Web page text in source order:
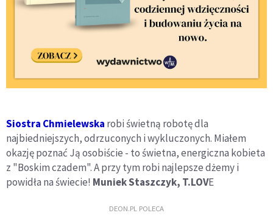
Siostra Chmielewska robi świetną robotę dla
najbiedniejszych, odrzuconych i wykluczonych. Miałem
okazję poznać Ją osobiście - to świetna, energiczna kobieta
z "Boskim czadem". A przy tym robi najlepsze dżemy i
powidła na świecie! Muniek Staszczyk, T.LOVE
DEON.PL POLECA